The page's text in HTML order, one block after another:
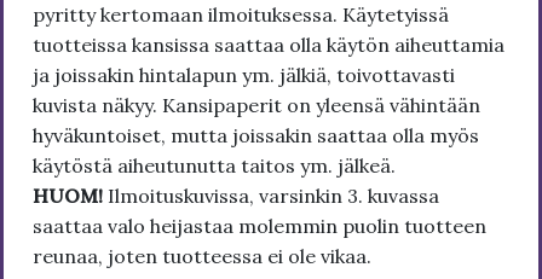
pyritty kertomaan ilmoituksessa. Käytetyissä
tuotteissa kansissa saattaa olla käytön aiheuttamia
ja joissakin hintalapun ym. jälkiä, toivottavasti
kuvista näkyy. Kansipaperit on yleensä vähintään
hyväkuntoiset, mutta joissakin saattaa olla myös
käytöstä aiheutunutta taitos ym. jälkeä.
HUOM! Ilmoituskuvissa, varsinkin 3. kuvassa
saattaa valo heijastaa molemmin puolin tuotteen
reunaa, joten tuotteessa ei ole vikaa.